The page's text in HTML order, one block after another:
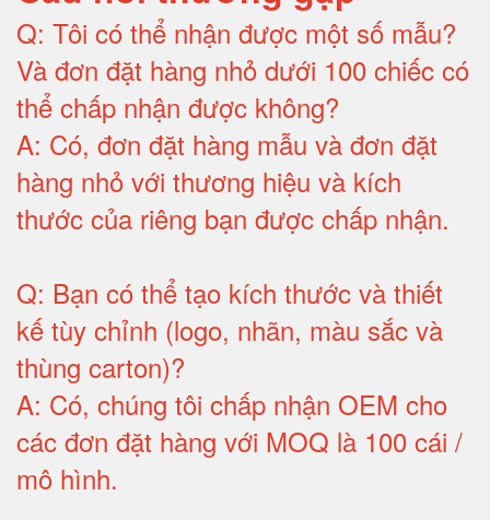
Q: Tôi có thể nhận được một số mẫu?
Và đơn đặt hàng nhỏ dưới 100 chiếc có
thể chấp nhận được không?
A: Có, đơn đặt hàng mẫu và đơn đặt
hàng nhỏ với thương hiệu và kích
thước của riêng bạn được chấp nhận.
Q: Bạn có thể tạo kích thước và thiết
kế tùy chỉnh (logo, nhãn, màu sắc và
thùng carton)?
A: Có, chúng tôi chấp nhận OEM cho
các đơn đặt hàng với MOQ là 100 cái /
mô hình.